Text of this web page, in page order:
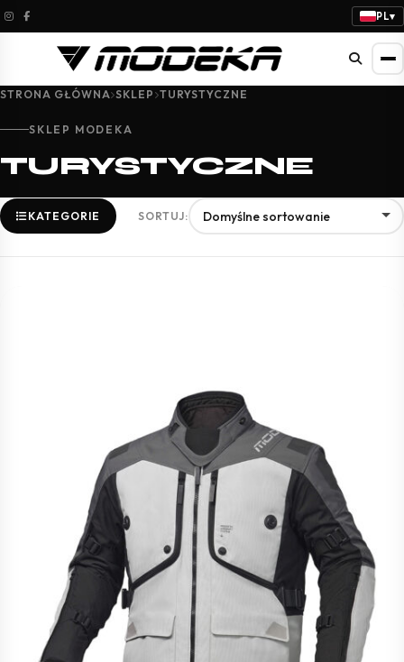
PL▾
STRONA GŁÓWNA SKLEP TURYSTYCZNE
SKLEP MODEKA
TURYSTYCZNE
KATEGORIE SORTUJ: